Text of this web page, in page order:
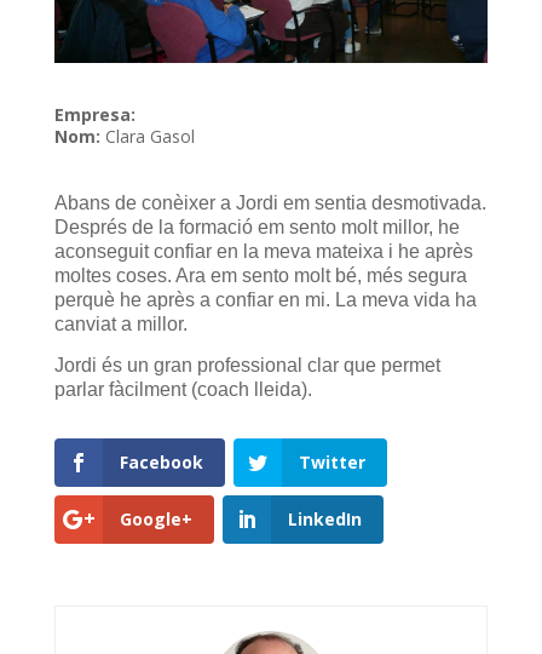
Empresa:
Nom: Clara Gasol
Abans de conèixer a Jordi em sentia desmotivada.
Després de la formació em sento molt millor, he
aconseguit confiar en la meva mateixa i he après
moltes coses. Ara em sento molt bé, més segura
perquè he après a confiar en mi. La meva vida ha
canviat a millor.
Jordi és un gran professional clar que permet
parlar fàcilment (coach lleida).
Facebook Twitter
Google+ LinkedIn